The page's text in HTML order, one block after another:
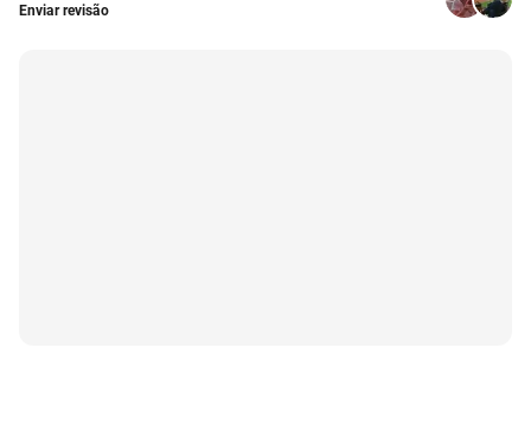
Enviar revisão